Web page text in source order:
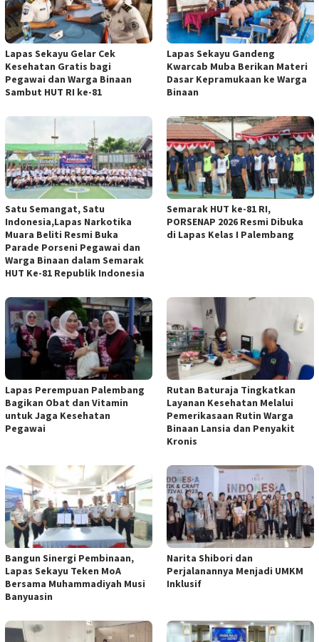
Lapas Sekayu Gelar Cek
Kesehatan Gratis bagi
Pegawai dan Warga Binaan
Sambut HUT RI ke-81
Lapas Sekayu Gandeng
Kwarcab Muba Berikan Materi
Dasar Kepramukaan ke Warga
Binaan
Satu Semangat, Satu
Indonesia,Lapas Narkotika
Muara Beliti Resmi Buka
Parade Porseni Pegawai dan
Warga Binaan dalam Semarak
HUT Ke-81 Republik Indonesia
Semarak HUT ke-81 RI,
PORSENAP 2026 Resmi Dibuka
di Lapas Kelas I Palembang
Lapas Perempuan Palembang
Bagikan Obat dan Vitamin
untuk Jaga Kesehatan
Pegawai
Rutan Baturaja Tingkatkan
Layanan Kesehatan Melalui
Pemerikasaan Rutin Warga
Binaan Lansia dan Penyakit
Kronis
Bangun Sinergi Pembinaan,
Lapas Sekayu Teken MoA
Bersama Muhammadiyah Musi
Banyuasin
Narita Shibori dan
Perjalanannya Menjadi UMKM
Inklusif